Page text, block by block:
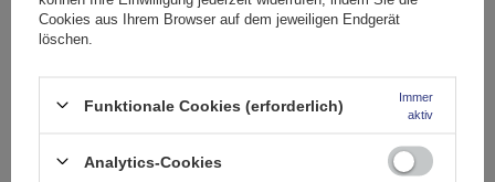
Das Produkt passt zu Autos
Lieferung
Stelle eine Frage
Cookies aus Ihrem Browser auf dem jeweiligen Endgerät
löschen.
Funktionale Cookies (erforderlich)
Immer
aktiv
Analytics-Cookies